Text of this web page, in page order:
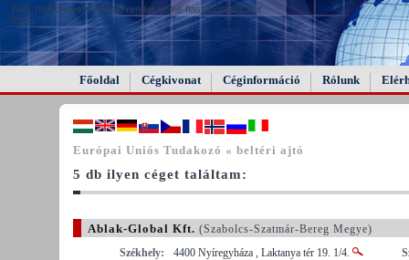
FAIL (the browser should render some flash content, not
this).
Főoldal Cégkivonat Céginformáció Rólunk
Európai Uniós Tudakozó « beltéri ajtó
5 db ilyen céget találtam:
Ablak-Global Kft. (Szabolcs-Szatmár-Bereg Megye)
Székhely:
4400 Nyíregyháza , Laktanya tér 19. 1/4.